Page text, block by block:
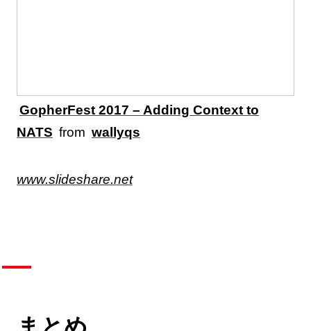
GopherFest 2017 – Adding Context to
NATS from wallyqs
www.slideshare.net